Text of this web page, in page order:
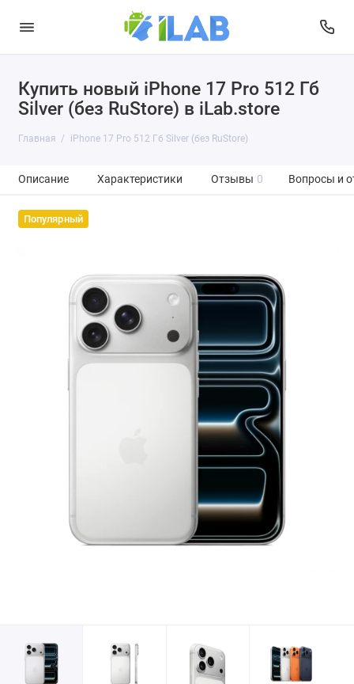
Купить новый iPhone 17 Pro 512 Гб
Silver (без RuStore) в iLab.store
Главная iPhone 17 Pro 512 Гб Silver (без RuStore)
Описание Характеристики Отзывы 0 Вопросы и
Популярный